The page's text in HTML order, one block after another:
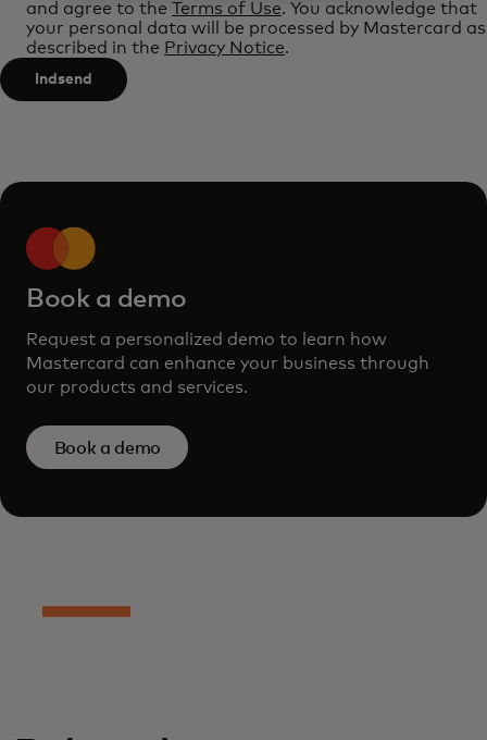
characters.
after
characters.
and agree to the Terms of Use. You acknowledge that
your personal data will be processed by Mastercard as
described in the Privacy Notice.
Indsend
Book a demo
Request a personalized demo to learn how
Mastercard can enhance your business through
our products and services.
Book a demo